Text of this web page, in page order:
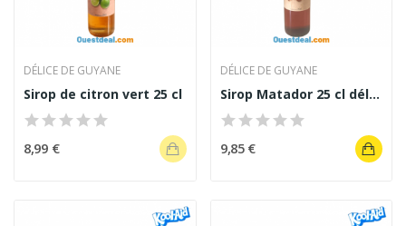
DÉLICE DE GUYANE
Sirop de citron vert 25 cl
8,99 €
DÉLICE DE GUYANE
Sirop Matador 25 cl délice de Guyane
9,85 €